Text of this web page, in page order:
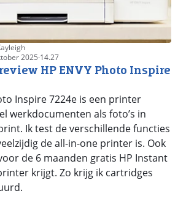
2025·14.27
HP ENVY Photo Inspire
Inspire 7224e is een printer
werkdocumenten als foto’s in
Ik test de verschillende functies
de all-in-one printer is. Ook
de 6 maanden gratis HP Instant
krijgt. Zo krijg ik cartridges